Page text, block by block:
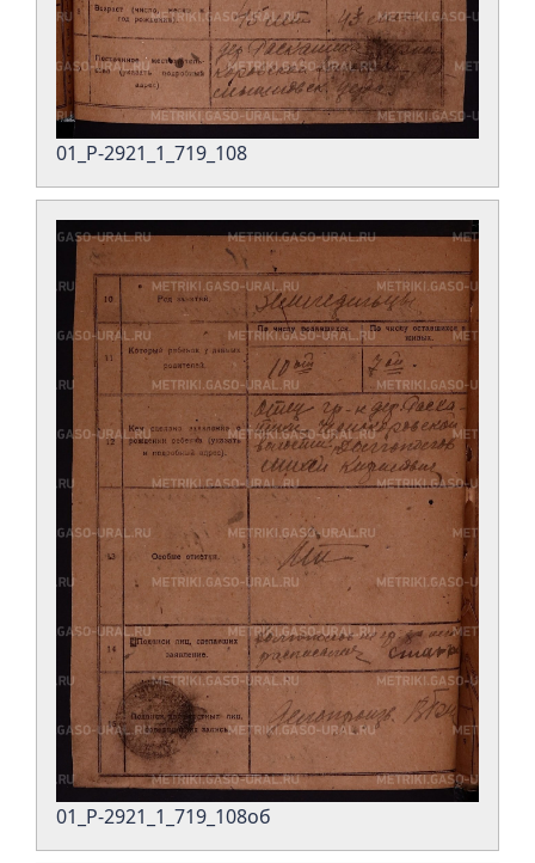
01_Р-2921_1_719_108
01_Р-2921_1_719_108об